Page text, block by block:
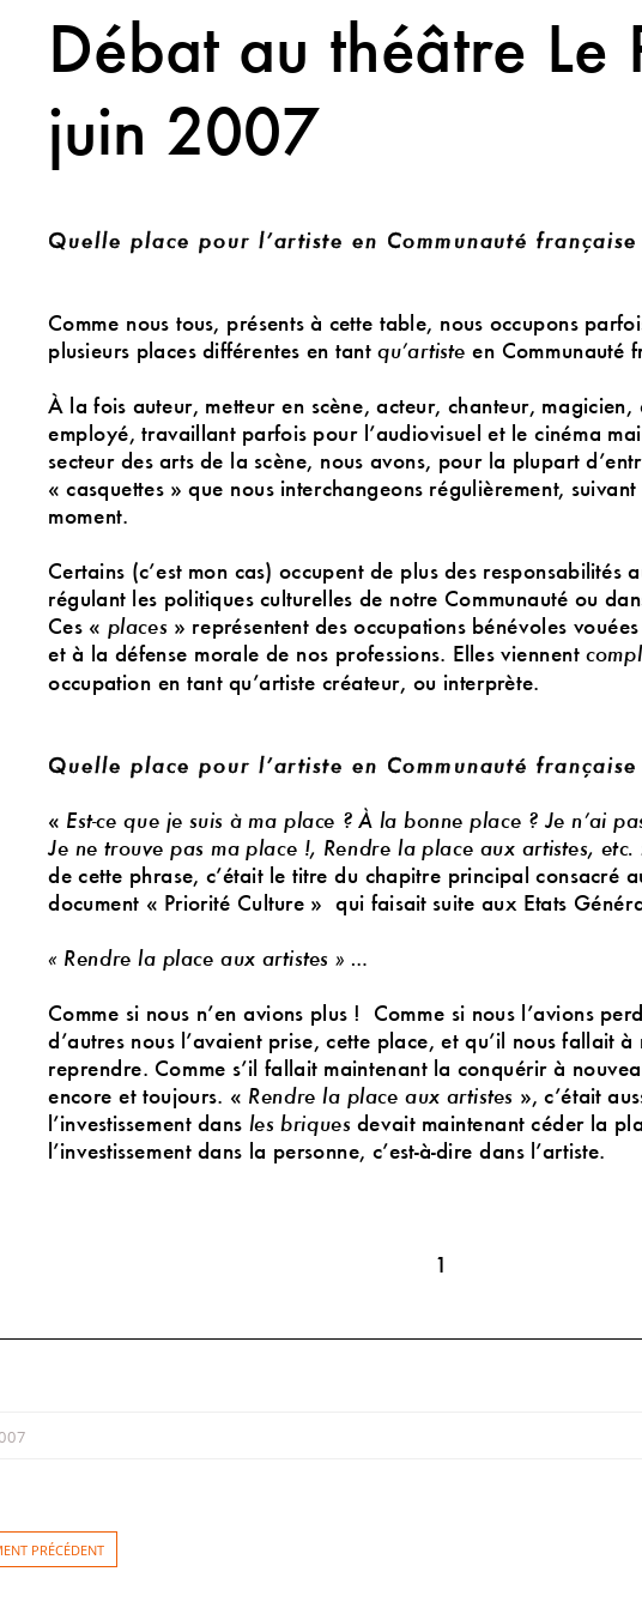
1
Débat au théâtre Le
juin 2007
Quelle place pour l’artiste en Communauté
Comme nous tous, présents à cette table, nous occupons
plusieurs places différentes en tant qu’artiste en Communauté
À la fois auteur, metteur en scène, acteur, chanteur, magicien,
employé, travaillant parfois pour l’audiovisuel et le cinéma
secteur des arts de la scène, nous avons, pour la plupart
« casquettes » que nous interchangeons régulièrement,
moment.
Certains (c’est mon cas) occupent de plus des responsabilités
régulant les politiques culturelles de notre Communauté ou
Ces « places » représentent des occupations bénévoles
et à la défense morale de nos professions. Elles viennent
occupation en tant qu’artiste créateur, ou interprète.
Quelle place pour l’artiste en Communauté françai
« Est-ce que je suis à ma place ? À la bonne place ? Je n’ai
Je ne trouve pas ma place !, Rendre la place aux artistes, etc.
de cette phrase, c’était le titre du chapitre principal consacré
document « Priorité Culture » qui faisait suite aux Etats
« Rendre la place aux artistes »
Comme si nous n’en avions plus ! Comme si nous l’avions
d’autres nous l’avaient prise, cette place, et qu’il nous fallait à
reprendre. Comme s’il fallait maintenant la conquérir à
encore et toujours. « Rendre la place aux artistes », c’était
l’investissement dans les briques devait maintenant céder la
l’investissement dans la personne, c’est -à -dire dans l’artiste.
premier moteur de la créati
PRÉCÉDENT